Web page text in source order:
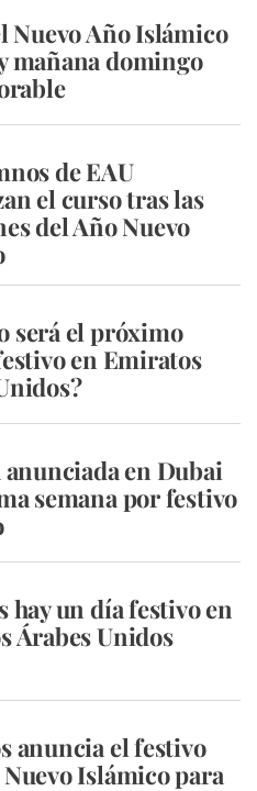
Nuevo Año Islámico
mañana domingo
de EAU
el curso tras las
del Año Nuevo
será el próximo
en Emiratos
anunciada en Dubai
semana por festivo
hay un día festivo en
Árabes Unidos
anuncia el festivo
Islámico para